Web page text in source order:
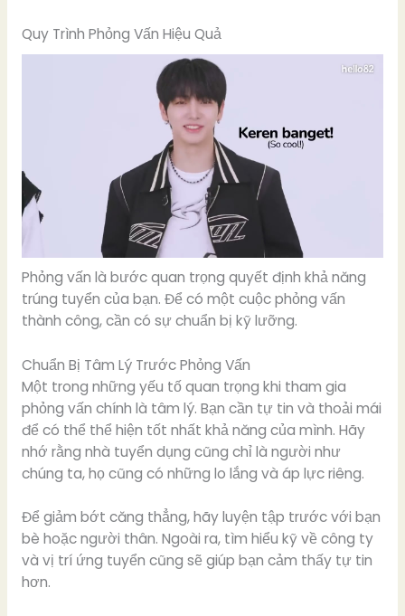
Quy Trình Phỏng Vấn Hiệu Quả
Phỏng vấn là bước quan trọng quyết định khả năng
trúng tuyển của bạn. Để có một cuộc phỏng vấn
thành công, cần có sự chuẩn bị kỹ lưỡng.
Chuẩn Bị Tâm Lý Trước Phỏng Vấn
Một trong những yếu tố quan trọng khi tham gia
phỏng vấn chính là tâm lý. Bạn cần tự tin và thoải mái
để có thể thể hiện tốt nhất khả năng của mình. Hãy
nhớ rằng nhà tuyển dụng cũng chỉ là người như
chúng ta, họ cũng có những lo lắng và áp lực riêng.
Để giảm bớt căng thẳng, hãy luyện tập trước với bạn
bè hoặc người thân. Ngoài ra, tìm hiểu kỹ về công ty
và vị trí ứng tuyển cũng sẽ giúp bạn cảm thấy tự tin
hơn.